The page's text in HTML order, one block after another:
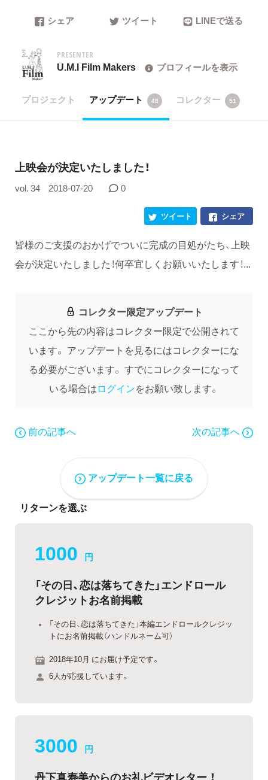
シェア ツイート LINEで送る
PRESENTER
U.M.I Film Makers プロフィールを表示
プロジェクト アップデート 48 コレクター 51
上映会が決定いたしました！
vol. 34 2018-07-20 0
シェア
ツイート
皆様のご支援のおかげでついに完成の目処がたち、上映
会が決定いたしました！何卒宜しくお願いいたします！...
コレクター限定アップデート
ここから先の内容はコレクター限定で公開されて
います。 アップデートを見るにはコレクターにな
る必要がございます。 すでにコレクターになって
いる場合はログインをお願い致します。
前の記事へ 次の記事へ
アップデート一覧に戻る
リターンを選ぶ
1000 円
「その日、恋は落ちてきた」エンドロール
クレジットお名前掲載
「その日、恋は落ちてきた」本編エンドロールクレジッ
トにお名前掲載（ハンドルネーム可）
2018年10月 にお届け予定です。
6人が応援しています。
3000 円
丹下真寿美からのお礼ビデオレター ！